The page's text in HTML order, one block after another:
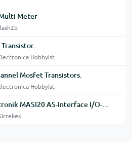
Meter
Hobbyist
Mosfet Transistors.
Hobbyist
AS-i bus Murr Elektronik MASI20 AS-Interface I/O-module 56440